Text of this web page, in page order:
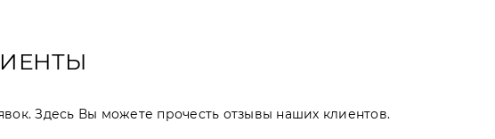
Здесь Вы можете прочесть отзывы наших клиентов.